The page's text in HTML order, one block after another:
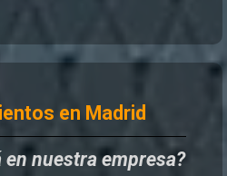
en Madrid
en nuestra empresa?